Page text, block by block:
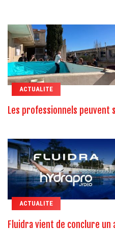
ACTUALITE
Les professionnels
ACTUALITE
Fluidra vient de conclure